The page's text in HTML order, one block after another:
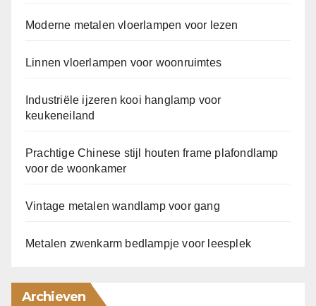
Moderne metalen vloerlampen voor lezen
Linnen vloerlampen voor woonruimtes
Industriële ijzeren kooi hanglamp voor
keukeneiland
Prachtige Chinese stijl houten frame plafondlamp
voor de woonkamer
Vintage metalen wandlamp voor gang
Metalen zwenkarm bedlampje voor leesplek
Archieven